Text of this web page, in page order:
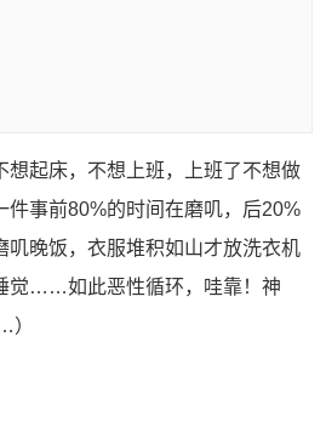
想起床，不想上班，上班了不想做
件事前80%的时间在磨叽，后20%
叽晚饭，衣服堆积如山才放洗衣机
觉……如此恶性循环，哇靠！神
）